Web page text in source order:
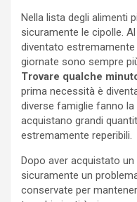
Nella lista degli alimenti
sicuramente le cipolle.
diventato
giornate sono sempre
Trovare qualche
prima necessità è
diverse famiglie fanno
acquistano grandi
estremamente reperibili.
Dopo aver acquistato
sicuramente un
conservate per